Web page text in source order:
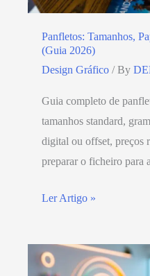
Panfletos: Tamanhos,
(Guia 2026)
Design Gráfico / By
Guia completo de
tamanhos standard,
digital ou offset, preços
preparar o ficheiro para
Ler Artigo »